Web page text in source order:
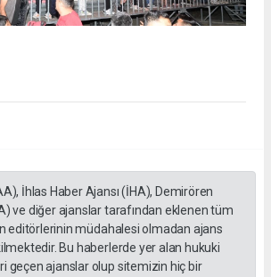
İhlas Haber Ajansı (İHA), Demirören
ve diğer ajanslar tarafından eklenen tüm
editörlerinin müdahalesi olmadan ajans
Bu haberlerde yer alan hukuki
geçen ajanslar olup sitemizin hiç bir